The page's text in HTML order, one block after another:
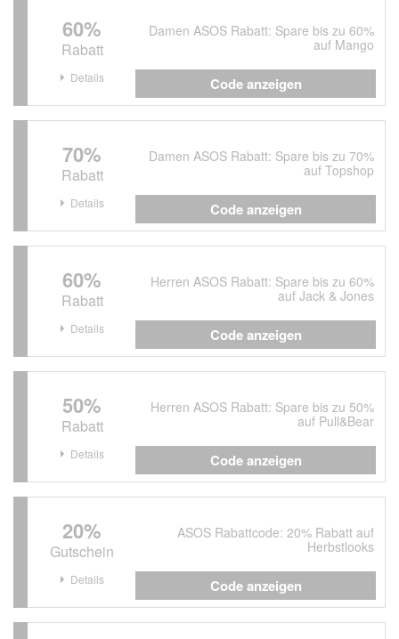
60%
Rabatt
Damen ASOS Rabatt: Spare bis zu 60%
auf Mango
Details Code anzeigen
70%
Rabatt
Damen ASOS Rabatt: Spare bis zu 70%
auf Topshop
Details Code anzeigen
60%
Rabatt
Herren ASOS Rabatt: Spare bis zu 60%
auf Jack & Jones
Details Code anzeigen
50%
Rabatt
Herren ASOS Rabatt: Spare bis zu 50%
auf Pull&Bear
Details Code anzeigen
20%
Gutschein
ASOS Rabattcode: 20% Rabatt auf
Herbstlooks
Details Code anzeigen